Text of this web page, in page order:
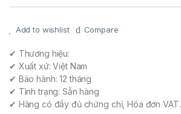
Add to wishlist Compare
✔ Thương hiệu:
✔ Xuất xứ: Việt Nam
✔ Bảo hành: 12 tháng
✔ Tình trạng: Sẵn hàng
✔ Hàng có đầy đủ chứng chỉ, Hóa đơn VAT.